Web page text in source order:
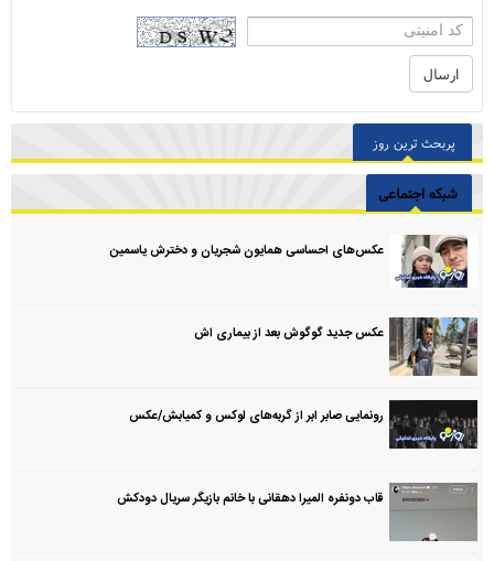
پربحث ترین روز
شبکه اجتماعی
عکس‌های احساسی همایون شجریان و دخترش یاسمین
عکس جدید گوگوش بعد از بیماری اش
رونمایی صابر ابر از گربه‌های لوکس و کمیابش/عکس
قاب دونفره المیرا دهقانی با خانم بازیگر سریال دودکش